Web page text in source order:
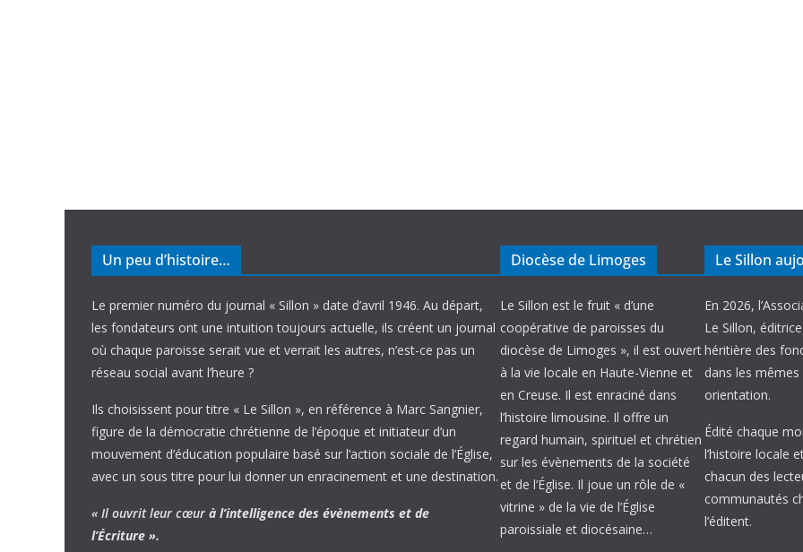
Un peu d’histoire…
Le premier numéro du journal « Sillon » date d’avril 1946. Au départ,
les fondateurs ont une intuition toujours actuelle, ils créent un journal
où chaque paroisse serait vue et verrait les autres, n’est-ce pas un
réseau social avant l’heure ?
Ils choisissent pour titre « Le Sillon », en référence à Marc Sangnier,
figure de la démocratie chrétienne de l’époque et initiateur d’un
mouvement d’éducation populaire basé sur l’action sociale de l’Église,
avec un sous titre pour lui donner un enracinement et une destination.
« Il ouvrit leur cœur à l’intelligence des évènements et de
l’Écriture ».
Diocèse de Limoges
Le Sillon est le fruit « d’une
coopérative de paroisses du
diocèse de Limoges », il est ouvert
à la vie locale en Haute-Vienne et
en Creuse. Il est enraciné dans
l’histoire limousine. Il offre un
regard humain, spirituel et chrétien
sur les évènements de la société
et de l’Église. Il joue un rôle de «
vitrine » de la vie de l’Église
paroissiale et diocésaine…
Le Sillon
En 2026,
Le Sillon,
héritière des
dans les
orientation.
Édité chaque
l’histoire locale
chacun des
communautés
l’éditent.